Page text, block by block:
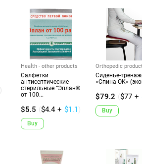
)
Health - other products
Салфетки
антисептические
стерильные “Эплан®
от 100...
$5.5 ($4.4 + $1.1 )
Buy
Orthopedic
Cиденье-
«Спина ОК»
$79.2 ($77 +
Buy